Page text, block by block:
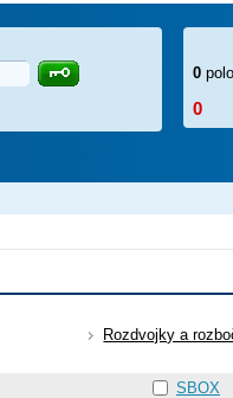
Rozdvojky a
SBOX
0
0